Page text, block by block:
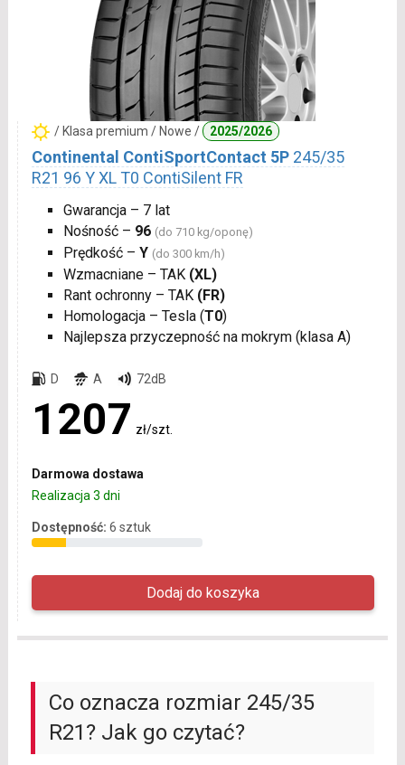
/ Klasa premium / Nowe / 2025/2026
Continental ContiSportContact 5P 245/35
R21 96 Y XL T0 ContiSilent FR
Gwarancja – 7 lat
Nośność – 96 (do 710 kg/oponę)
Prędkość – Y (do 300 km/h)
Wzmacniane – TAK (XL)
Rant ochronny – TAK (FR)
Homologacja – Tesla (T0)
Najlepsza przyczepność na mokrym (klasa A)
D A 72dB
1207 zł/szt.
Darmowa dostawa
Realizacja 3 dni
Dostępność: 6 sztuk
Co oznacza rozmiar 245/35
R21? Jak go czytać?